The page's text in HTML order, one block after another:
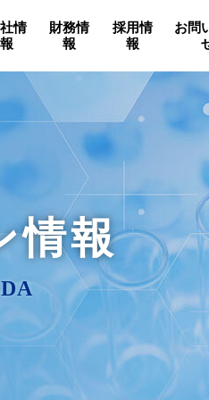
情
報
財務情
報
採用情
報
お問
情報